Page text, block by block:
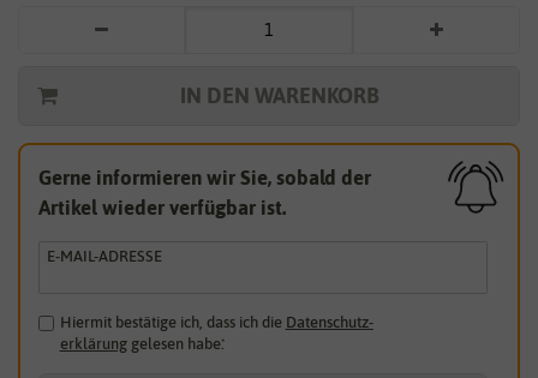
IN DEN WARENKORB
Gerne informieren wir Sie, sobald der
Artikel wieder verfügbar ist.
E-MAIL-ADRESSE
Hiermit bestätige ich, dass ich die Daten­schutz­
erklärunggelesen habe.*